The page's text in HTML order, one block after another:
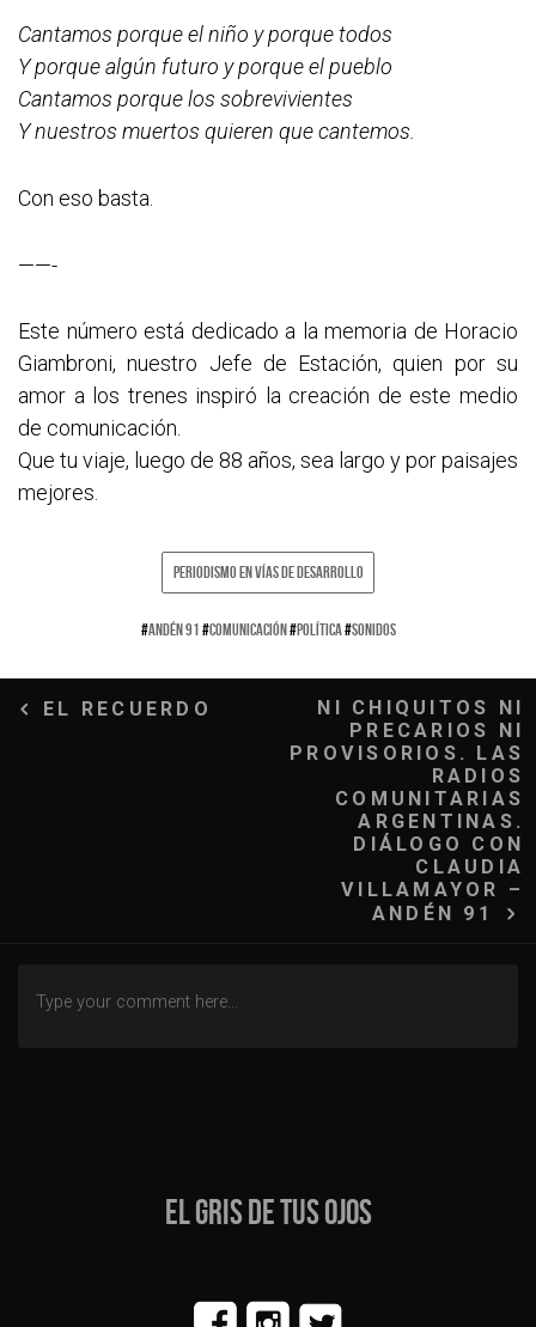
Cantamos porque el niño y porque todos
Y porque algún futuro y porque el pueblo
Cantamos porque los sobrevivientes
Y nuestros muertos quieren que cantemos.
Con eso basta.
——-
Este número está dedicado a la memoria de Horacio
Giambroni, nuestro Jefe de Estación, quien por su
amor a los trenes inspiró la creación de este medio
de comunicación.
Que tu viaje, luego de 88 años, sea largo y por paisajes
mejores.
PERIODISMO EN VÍAS DE DESARROLLO
#ANDÉN 91#COMUNICACIÓN#POLÍTICA#SONIDOS
Navegación
EL RECUERDO
NI CHIQUITOS NI
PRECARIOS NI
PROVISORIOS. LAS
RADIOS
COMUNITARIAS
ARGENTINAS.
DIÁLOGO CON
CLAUDIA
VILLAMAYOR –
ANDÉN 91
EL GRIS DE TUS OJOS